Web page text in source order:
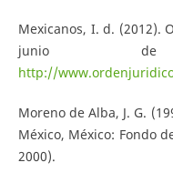
Mexicanos, I. d. (2012).
junio
http://
Moreno de Alba, J. G.
México, México: Fondo
2000).